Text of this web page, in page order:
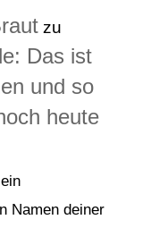
zu
Das ist
und so
heute
Namen deiner